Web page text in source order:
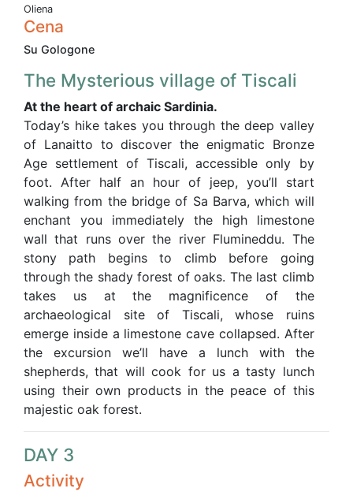
Oliena
Cena
Su Gologone
The Mysterious village of Tiscali
At the heart of archaic Sardinia.
Today’s hike takes you through the deep valley
of Lanaitto to discover the enigmatic Bronze
Age settlement of Tiscali, accessible only by
foot. After half an hour of jeep, you’ll start
walking from the bridge of Sa Barva, which will
enchant you immediately the high limestone
wall that runs over the river Flumineddu. The
stony path begins to climb before going
through the shady forest of oaks. The last climb
takes us at the magnificence of the
archaeological site of Tiscali, whose ruins
emerge inside a limestone cave collapsed. After
the excursion we’ll have a lunch with the
shepherds, that will cook for us a tasty lunch
using their own products in the peace of this
majestic oak forest.
DAY 3
Activity